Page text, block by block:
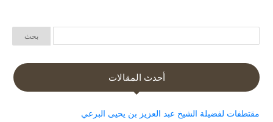
أحدث المقالات
مقتطفات لفضيلة الشيخ عبد العزيز بن يحيى البرعي